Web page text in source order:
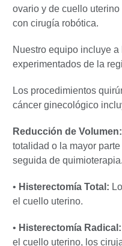
ovario y de cuello
con cirugía robótica.
Nuestro equipo incluye
experimentados de la
Los procedimientos
cáncer ginecológico
Reducción de Volumen:
totalidad o la mayor
seguida de quimioterapia.
• Histerectomía Total:
el cuello uterino.
• Histerectomía Radical:
el cuello uterino, los